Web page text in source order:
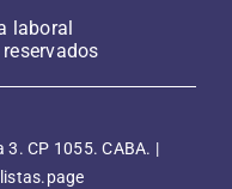
laboral
CP 1055. CABA. |